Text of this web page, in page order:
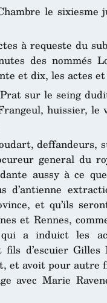
le sixiesme
à requeste du
des nommés
et dix, les actes
sur le seing
huissier,
deffandeurs,
general du
aussy à ce
d’antienne
et qu’ils
et Rennes,
a induict les
fils d’escuier
et avoit pour
avec Marie